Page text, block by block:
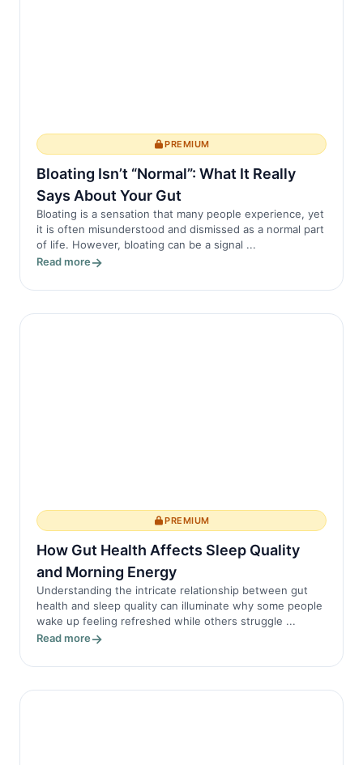
PREMIUM
Bloating Isn’t “Normal”: What It Really
Says About Your Gut
Bloating is a sensation that many people experience, yet
it is often misunderstood and dismissed as a normal part
of life. However, bloating can be a signal ...
Read more
PREMIUM
How Gut Health Affects Sleep Quality
and Morning Energy
Understanding the intricate relationship between gut
health and sleep quality can illuminate why some people
wake up feeling refreshed while others struggle ...
Read more